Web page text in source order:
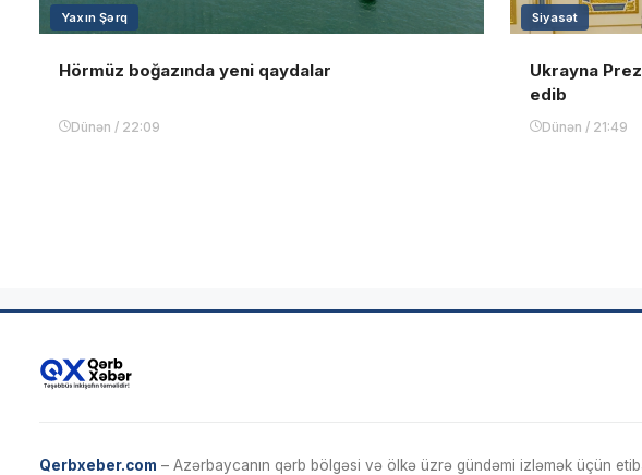
Yaxın Şərq
Hörmüz boğazında yeni qaydalar
Dünən / 22:09
Siyasət
Ukrayna
edib
Dünən / 21:49
Qerbxeber.com – Azərbaycanın qərb bölgəsi və ölkə üzrə gündəmi izləmək üçün